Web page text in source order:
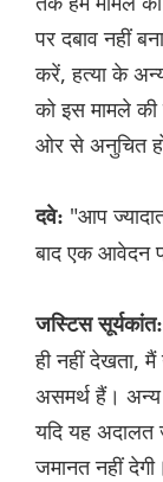
पर दबाव नहीं
करें, हत्या के
को इस मामले की
ओर से अनुचित
दवे: "आप
बाद एक आवेदन
जस्टिस सूर्यकांत:
ही नहीं देखता,
असमर्थ हैं।
यदि यह अदालत
जमानत नहीं